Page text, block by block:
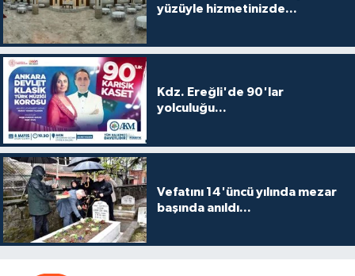
yüzüyle hizmetinizde...
Kdz. Ereğli'de 90'lar
yolculuğu...
Vefatını 14'üncü yılında mezar
başında anıldı...